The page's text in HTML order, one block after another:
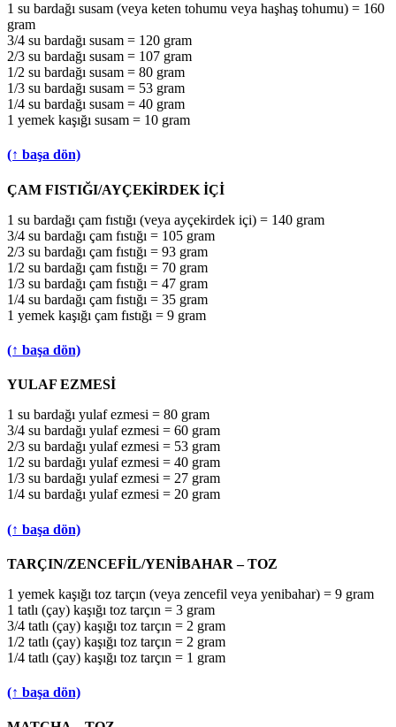
1 su bardağı susam (veya keten tohumu veya haşhaş tohumu) = 160
gram
3/4 su bardağı susam = 120 gram
2/3 su bardağı susam = 107 gram
1/2 su bardağı susam = 80 gram
1/3 su bardağı susam = 53 gram
1/4 su bardağı susam = 40 gram
1 yemek kaşığı susam = 10 gram
(↑ başa dön)
ÇAM FISTIĞI/AYÇEKİRDEK İÇİ
1 su bardağı çam fıstığı (veya ayçekirdek içi) = 140 gram
3/4 su bardağı çam fıstığı = 105 gram
2/3 su bardağı çam fıstığı = 93 gram
1/2 su bardağı çam fıstığı = 70 gram
1/3 su bardağı çam fıstığı = 47 gram
1/4 su bardağı çam fıstığı = 35 gram
1 yemek kaşığı çam fıstığı = 9 gram
(↑ başa dön)
YULAF EZMESİ
1 su bardağı yulaf ezmesi = 80 gram
3/4 su bardağı yulaf ezmesi = 60 gram
2/3 su bardağı yulaf ezmesi = 53 gram
1/2 su bardağı yulaf ezmesi = 40 gram
1/3 su bardağı yulaf ezmesi = 27 gram
1/4 su bardağı yulaf ezmesi = 20 gram
(↑ başa dön)
TARÇIN/ZENCEFİL/YENİBAHAR – TOZ
1 yemek kaşığı toz tarçın (veya zencefil veya yenibahar) = 9 gram
1 tatlı (çay) kaşığı toz tarçın = 3 gram
3/4 tatlı (çay) kaşığı toz tarçın = 2 gram
1/2 tatlı (çay) kaşığı toz tarçın = 2 gram
1/4 tatlı (çay) kaşığı toz tarçın = 1 gram
(↑ başa dön)